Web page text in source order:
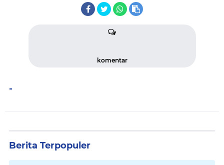
komentar
-
Berita Terpopuler